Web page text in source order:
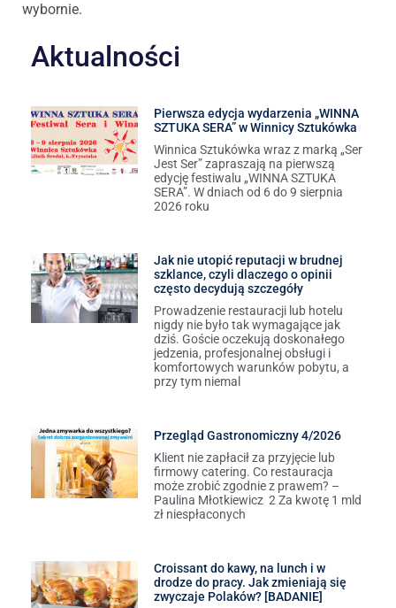
wybornie.
Aktualności
Pierwsza edycja wydarzenia „WINNA
SZTUKA SERA” w Winnicy Sztukówka
Winnica Sztukówka wraz z marką „Ser
Jest Ser” zapraszają na pierwszą
edycję festiwalu „WINNA SZTUKA
SERA”. W dniach od 6 do 9 sierpnia
2026 roku
Jak nie utopić reputacji w brudnej
szklance, czyli dlaczego o opinii
często decydują szczegóły
Prowadzenie restauracji lub hotelu
nigdy nie było tak wymagające jak
dziś. Goście oczekują doskonałego
jedzenia, profesjonalnej obsługi i
komfortowych warunków pobytu, a
przy tym niemal
Przegląd Gastronomiczny 4/2026
Klient nie zapłacił za przyjęcie lub
firmowy catering. Co restauracja
może zrobić zgodnie z prawem? –
Paulina Młotkiewicz 2 Za kwotę 1 mld
zł niespłaconych
Croissant do kawy, na lunch i w
drodze do pracy. Jak zmieniają się
zwyczaje Polaków? [BADANIE]